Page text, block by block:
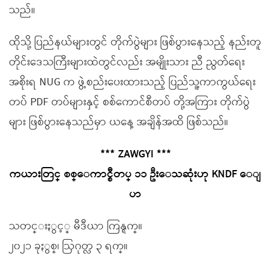
သည်။
ထိုသို့ ပြည်နယ်များတွင် တိုက်ပွဲများ ဖြစ်ပွားနေသည့် နည်းတူ
တိုင်းဒေသကြီးများထဲတွင်လည်း အမျိုးသား ညီ ညွတ်ရေး
အစိုးရ NUG က ဖွဲ့စည်းပေးထားသည့် ပြည်သူ့ကာကွယ်ရေး
တပ် PDF တပ်များနှင့် စစ်ကောင်စီတပ် တို့အကြား တိုက်ပွဲ
များ ဖြစ်ပွားနေသည်မှာ ယနေ့ အချိန်အထိ ဖြစ်သည်။
*** ZAWGYI ***
ကယားတြင္ စစ္ေကာင္စီတပ္ ၁၁ ဦးေသဆုံးဟု KNDF ေျ
ပာ
သတင္းႏွင့္ မီဒီယာ ကြန္ရက္။
၂၀၂၁ ခုႏွစ္၊ ဩဂုတ္လ ၃ ရက္။